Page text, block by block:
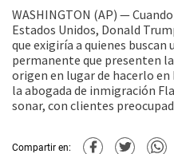
WASHINGTON (AP) —
Estados Unidos, Donald
que exigiría a quienes
permanente que presenten
origen en lugar de hacerlo
la abogada de inmigración
sonar, con clientes
Compartir en: